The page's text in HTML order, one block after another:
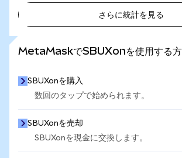
さらに統計を見る
MetaMaskでSBUXonを使用する
SBUXonを購入
数回のタップで始められます。
SBUXonを売却
SBUXonを現金に交換します。